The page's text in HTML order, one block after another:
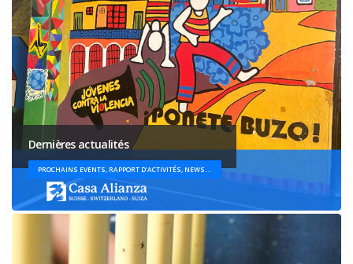
Dernières actualités
PROCHAINS EVENTS, RAPPORT D'ACTIVITÉS, NEWS...